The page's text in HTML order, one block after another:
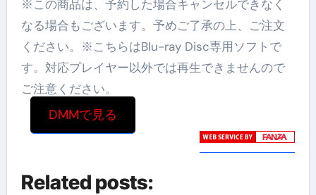
※この商品は、予約した場合キャンセルできなく
なる場合もございます。予めご了承の上、ご注文
ください。※こちらはBlu-ray Disc専用ソフトで
す。対応プレイヤー以外では再生できませんので
ご注意ください。
DMMで見る
Related posts: